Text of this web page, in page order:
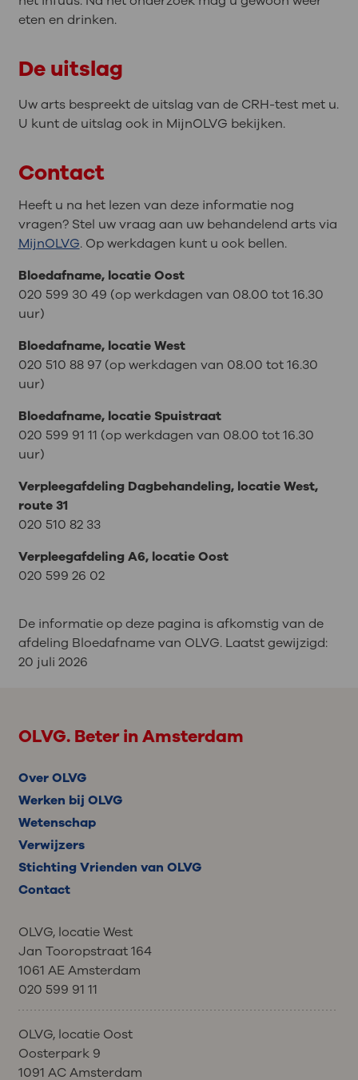
eten en drinken.
De uitslag
Uw arts bespreekt de uitslag van de CRH-test met u.
U kunt de uitslag ook in MijnOLVG bekijken.
Contact
Heeft u na het lezen van deze informatie nog
vragen? Stel uw vraag aan uw behandelend arts via
MijnOLVG. Op werkdagen kunt u ook bellen.
Bloedafname, locatie Oost
020 599 30 49 (op werkdagen van 08.00 tot 16.30
uur)
Bloedafname, locatie West
020 510 88 97 (op werkdagen van 08.00 tot 16.30
uur)
Bloedafname, locatie Spuistraat
020 599 91 11 (op werkdagen van 08.00 tot 16.30
uur)
Verpleegafdeling Dagbehandeling, locatie West,
route 31
020 510 82 33
Verpleegafdeling A6, locatie Oost
020 599 26 02
De informatie op deze pagina is afkomstig van de
afdeling Bloedafname van OLVG. Laatst gewijzigd:
20 juli 2026
OLVG. Beter in Amsterdam
Over OLVG
Werken bij OLVG
Wetenschap
Verwijzers
Stichting Vrienden van OLVG
Contact
OLVG, locatie West
Jan Tooropstraat 164
1061 AE Amsterdam
020 599 91 11
OLVG, locatie Oost
Oosterpark 9
1091 AC Amsterdam